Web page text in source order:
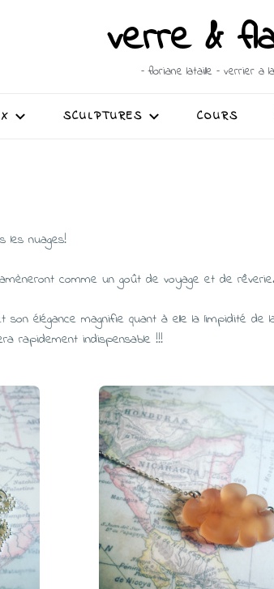
verre &
– floriane lataille – verrier a
SCULPTURES COURS
les nuages!
comme un goût de voyage et de rêverie.
élégance magnifie quant à elle la limpidité
rapidement indispensable !!!